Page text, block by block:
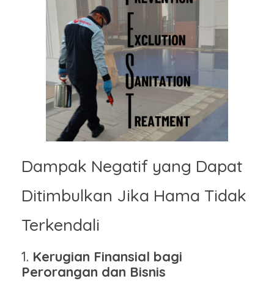
Dampak Negatif yang Dapat
Ditimbulkan Jika Hama Tidak
Terkendali
1. Kerugian Finansial bagi
Perorangan dan Bisnis